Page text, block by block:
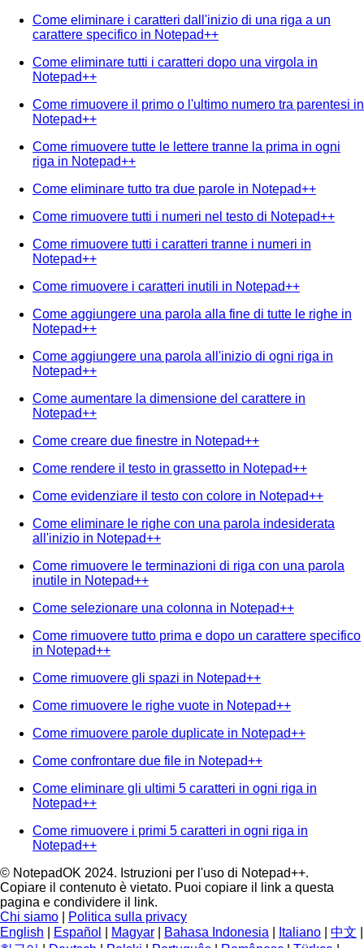
Come eliminare i caratteri dall'inizio di una riga a un
carattere specifico in Notepad++
Come eliminare tutti i caratteri dopo una virgola in
Notepad++
Come rimuovere il primo o l'ultimo numero tra parentesi in
Notepad++
Come rimuovere tutte le lettere tranne la prima in ogni
riga in Notepad++
Come eliminare tutto tra due parole in Notepad++
Come rimuovere tutti i numeri nel testo di Notepad++
Come rimuovere tutti i caratteri tranne i numeri in
Notepad++
Come rimuovere i caratteri inutili in Notepad++
Come aggiungere una parola alla fine di tutte le righe in
Notepad++
Come aggiungere una parola all'inizio di ogni riga in
Notepad++
Come aumentare la dimensione del carattere in
Notepad++
Come creare due finestre in Notepad++
Come rendere il testo in grassetto in Notepad++
Come evidenziare il testo con colore in Notepad++
Come eliminare le righe con una parola indesiderata
all'inizio in Notepad++
Come rimuovere le terminazioni di riga con una parola
inutile in Notepad++
Come selezionare una colonna in Notepad++
Come rimuovere tutto prima e dopo un carattere specifico
in Notepad++
Come rimuovere gli spazi in Notepad++
Come rimuovere le righe vuote in Notepad++
Come rimuovere parole duplicate in Notepad++
Come confrontare due file in Notepad++
Come eliminare gli ultimi 5 caratteri in ogni riga in
Notepad++
Come rimuovere i primi 5 caratteri in ogni riga in
Notepad++
© NotepadOK 2024. Istruzioni per l'uso di Notepad++.
Copiare il contenuto è vietato. Puoi copiare il link a questa
pagina e condividere il link.
Chi siamo
Politica sulla privacy
English
Español Magyar Bahasa Indonesia Italiano 中文